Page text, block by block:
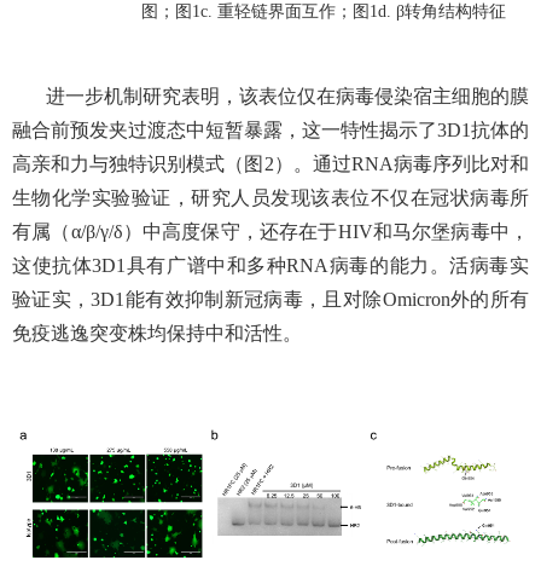
图；图1c. 重轻链界面互作；图1d. β转角结构特征
进一步机制研究表明，该表位仅在病毒侵染宿主细胞的膜
融合前预发夹过渡态中短暂暴露，这一特性揭示了3D1抗体的
高亲和力与独特识别模式（图2）。通过RNA病毒序列比对和
生物化学实验验证，研究人员发现该表位不仅在冠状病毒所
有属（α/β/γ/δ）中高度保守，还存在于HIV和马尔堡病毒中，
这使抗体3D1具有广谱中和多种RNA病毒的能力。活病毒实
验证实，3D1能有效抑制新冠病毒，且对除Omicron外的所有
免疫逃逸突变株均保持中和活性。